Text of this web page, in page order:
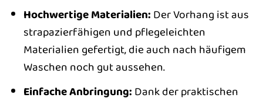
Hochwertige Materialien: Der Vorhang ist aus
strapazierfähigen und pflegeleichten
Materialien gefertigt, die auch nach häufigem
Waschen noch gut aussehen.
Einfache Anbringung: Dank der praktischen